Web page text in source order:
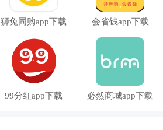
狮兔同购app下载 会省钱app下载
99分红app下载 必然商城app下载